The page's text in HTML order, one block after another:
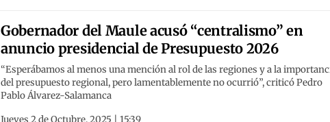
Gobernador del Maule acusó “centralismo” en
anuncio presidencial de Presupuesto 2026
“Esperábamos al menos una mención al rol de las regiones y a la
del presupuesto regional, pero lamentablemente no ocurrió”, criticó Pedro
Pablo Álvarez-Salamanca
Jueves 2 de Octubre, 2025 | 15:39